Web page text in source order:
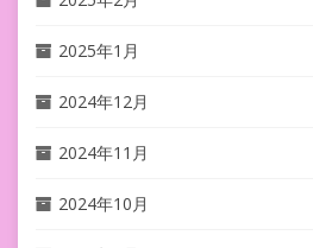
2025年1月
2024年12月
2024年11月
2024年10月